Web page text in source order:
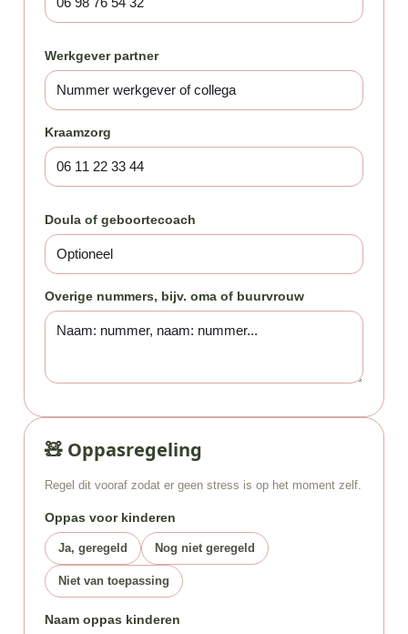
Werkgever partner
Kraamzorg
Doula of geboortecoach
Overige nummers, bijv. oma of buurvrouw
🧸 Oppasregeling
Regel dit vooraf zodat er geen stress is op het moment zelf.
Oppas voor kinderen
Ja, geregeld Nog niet geregeld
Niet van toepassing
Naam oppas kinderen